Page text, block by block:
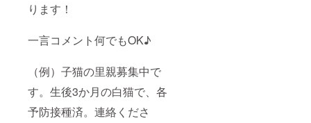
ります！
一言コメント何でもOK♪
（例）子猫の里親募集中で
す。生後3か月の白猫で、各
予防接種済。連絡くださ